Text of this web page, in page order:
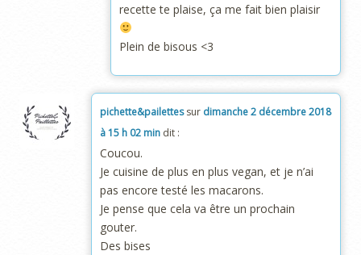
recette te plaise, ça me fait bien plaisir
Plein de bisous <3
pichette&pailettessur dimanche 2 décembre 2018
à 15 h 02 min dit :
Coucou.
Je cuisine de plus en plus vegan, et je n’ai
pas encore testé les macarons.
Je pense que cela va être un prochain
gouter.
Des bises